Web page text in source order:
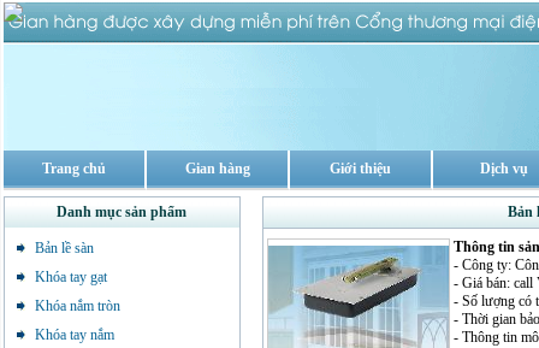
Trang chủ Gian hàng Giới thiệu Dịch vụ
Danh mục sản phẩm
Bản lề sàn
Khóa tay gạt
Khóa nắm tròn
Khóa tay nắm
Bản
Thông tin
- Công ty:
- Giá bán:
- Số lượng có
- Thời gian
- Thông tin